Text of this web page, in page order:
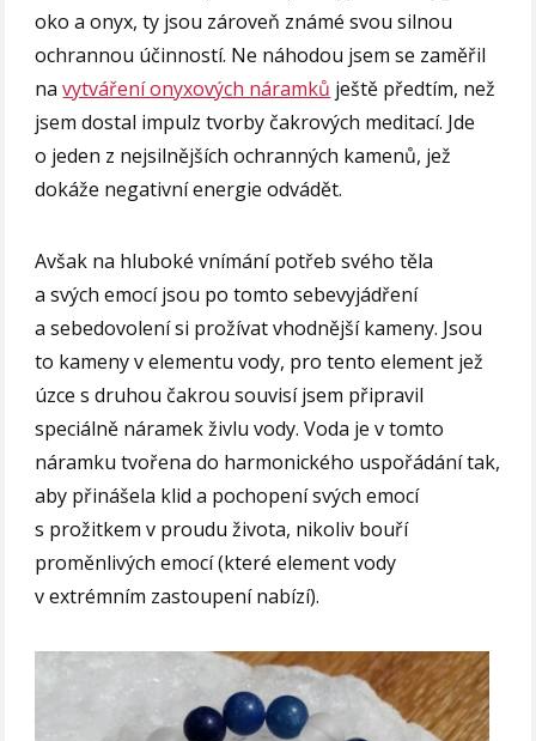
oko a onyx, ty jsou zároveň známé svou silnou
ochrannou účinností. Ne náhodou jsem se zaměřil
navytváření onyxových náramků ještě předtím, než
jsem dostal impulz tvorby čakrových meditací. Jde
o jeden z nejsilnějších ochranných kamenů, jež
dokáže negativní energie odvádět.
Avšak na hluboké vnímání potřeb svého těla
a svých emocí jsou po tomto sebevyjádření
a sebedovolení si prožívat vhodnější kameny. Jsou
to kameny v elementu vody, pro tento element jež
úzce s druhou čakrou souvisí jsem připravil
speciálně náramek živlu vody. Voda je v tomto
náramku tvořena do harmonického uspořádání tak,
aby přinášela klid a pochopení svých emocí
s prožitkem v proudu života, nikoliv bouří
proměnlivých emocí (které element vody
v extrémním zastoupení nabízí).